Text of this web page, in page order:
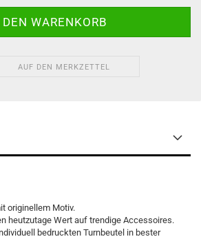
AUF DEN MERKZETTEL
originellem Motiv.
heutzutage Wert auf trendige Accessoires.
bedruckten Turnbeutel in bester